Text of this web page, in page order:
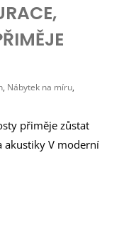
, Nábytek na míru,
přiměje zůstat
akustiky V moderní